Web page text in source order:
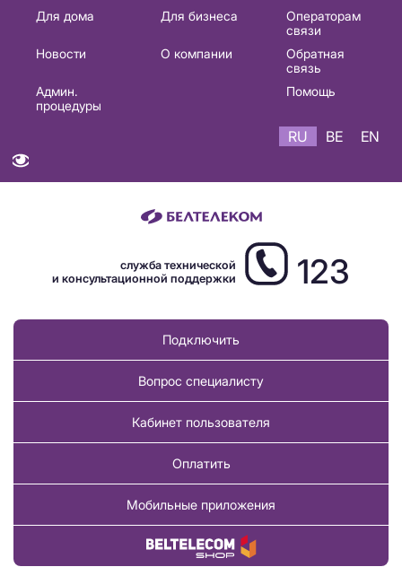
Основная
навигация
Для дома Для бизнеса
Операторам
связи
Новости
О компании
Обратная
связь
Админ.
процедуры
Помощь
RU BE EN
служба технической
и консультационной поддержки
123
Подключить
Вопрос специалисту
Кабинет пользователя
Оплатить
Мобильные приложения
Купить товар